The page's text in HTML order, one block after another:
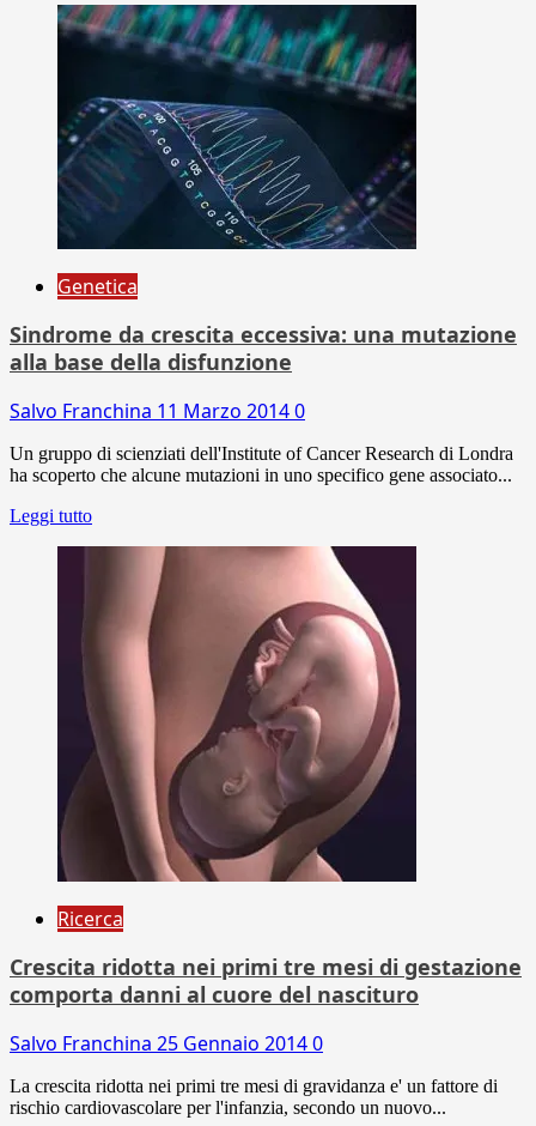
Genetica
Sindrome da crescita eccessiva: una mutazione
alla base della disfunzione
Salvo Franchina 11 Marzo 20140
Un gruppo di scienziati dell'Institute of Cancer Research di Londra
ha scoperto che alcune mutazioni in uno specifico gene associato...
Leggi tutto
Ricerca
Crescita ridotta nei primi tre mesi di gestazione
comporta danni al cuore del nascituro
Salvo Franchina 25 Gennaio 20140
La crescita ridotta nei primi tre mesi di gravidanza e' un fattore di
rischio cardiovascolare per l'infanzia, secondo un nuovo...